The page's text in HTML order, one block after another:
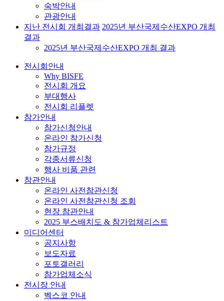
숙박안내
관광안내
지난 전시회 개최결과 2025년 부산국제수산EXPO 개최
결과
2025년 부산국제수산EXPO 개최 결과
전시회안내
Why BISFE
전시회 개요
부대행사
전시회 리플렛
참가안내
참가신청안내
온라인 참가신청
참가규정
각종서류신청
행사 비품 관련
참관안내
온라인 사전참관신청
온라인 사전참관신청 조회
현장 참관안내
2025 부스배치도 & 참가업체리스트
미디어센터
공지사항
보도자료
포토갤러리
참가업체소식
전시장 안내
벡스코 안내